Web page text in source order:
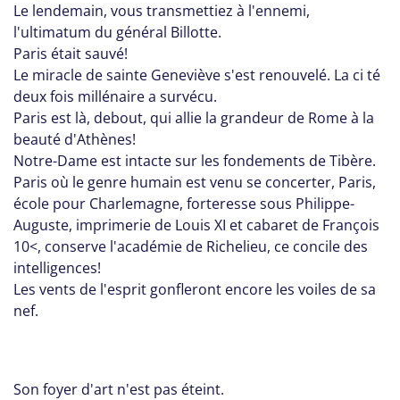
Le lendemain, vous transmettiez à l'ennemi,
l'ultimatum du général Billotte.
Paris était sauvé!
Le miracle de sainte Geneviève s'est renouvelé. La ci té
deux fois millénaire a survécu.
Paris est là, debout, qui allie la grandeur de Rome à la
beauté d'Athènes!
Notre-Dame est intacte sur les fondements de Tibère.
Paris où le genre humain est venu se concerter, Paris,
école pour Charlemagne, forteresse sous Philippe-
Auguste, imprimerie de Louis XI et cabaret de François
10<, conserve l'académie de Richelieu, ce concile des
intelligences!
Les vents de l'esprit gonfleront encore les voiles de sa
nef.
Son foyer d'art n'est pas éteint.